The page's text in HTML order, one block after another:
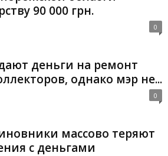
90 000 грн.
0
деньги на ремонт
однако мэр не...
0
массово теряют
с деньгами